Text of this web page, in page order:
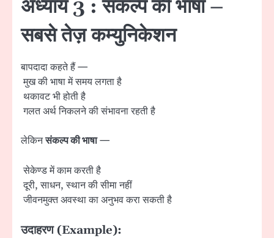
अध्याय 3 : संकल्प की भाषा –
सबसे तेज़ कम्युनिकेशन
बापदादा कहते हैं —
मुख की भाषा में समय लगता है
थकावट भी होती है
गलत अर्थ निकलने की संभावना रहती है
लेकिनसंकल्प की भाषा—
सेकेण्ड में काम करती है
दूरी, साधन, स्थान की सीमा नहीं
जीवनमुक्त अवस्था का अनुभव करा सकती है
उदाहरण (Example):